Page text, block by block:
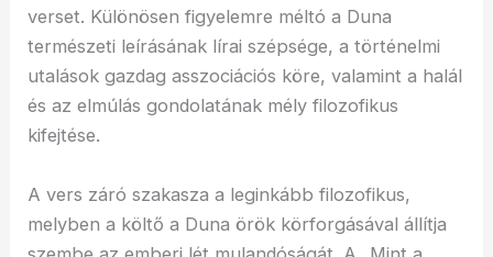
verset. Különösen figyelemre méltó a Duna
természeti leírásának lírai szépsége, a történelmi
utalások gazdag asszociációs köre, valamint a halál
és az elmúlás gondolatának mély filozofikus
kifejtése.
A vers záró szakasza a leginkább filozofikus,
melyben a költő a Duna örök körforgásával állítja